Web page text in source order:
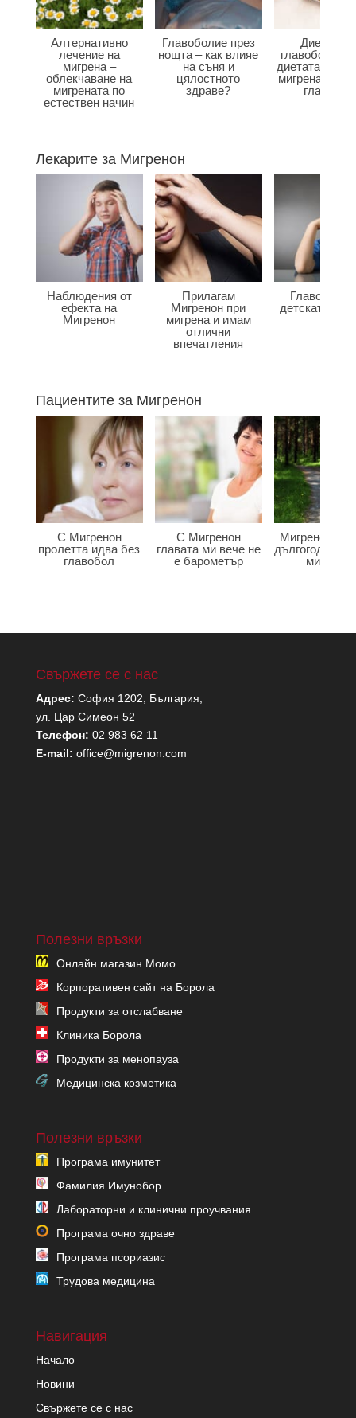
Алтернативно
лечение на
мигрена –
облекчаване на
мигрената по
естествен начин
Главоболие през
нощта – как влияе
на съня и
цялостното
здраве?
Диета при
главоболие –
диетата
мигрена и
главата?
Лекарите за Мигренон
Наблюдения от
ефекта на
Мигренон
Прилагам
Мигренон при
мигрена и имам
отлични
впечатления
детската
Пациентите за Мигренон
С Мигренон
пролетта идва без
главобол
С Мигренон
главата ми вече не
е барометър
Мигренон
мигрена
Свържете се с нас
Адрес: София 1202, България,
ул. Цар Симеон 52
Телефон: 02 983 62 11
E-mail: office@migrenon.com
Полезни връзки
Онлайн магазин Момо
Корпоративен сайт на Борола
Продукти за отслабване
Клиника Борола
Продукти за менопауза
Медицинска козметика
Полезни връзки
Програма имунитет
Фамилия Имунобор
Лабораторни и клинични проучвания
Програма очно здраве
Програма псориазис
Трудова медицина
Навигация
Начало
Новини
Свържете се с нас